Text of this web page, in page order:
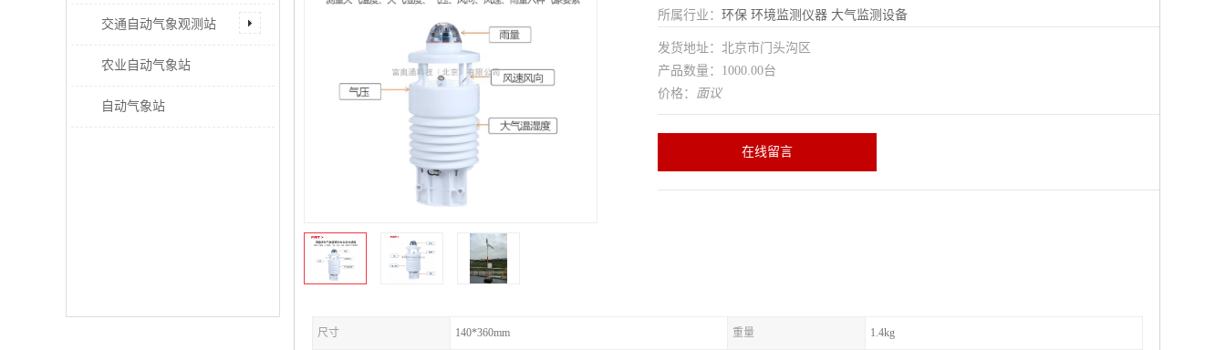
交通自动气象观测站
农业自动气象站
自动气象站
所属行业： 环保 环境监测仪器 大气监测设备
发货地址：北京市门头沟区
产品数量：1000.00台
价格： 面议
在线留言
尺寸 140*360mm 重量 1.4kg